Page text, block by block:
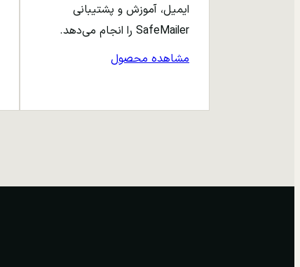
ایمیل، آموزش و پشتیبانی
SafeMailer را انجام می‌دهد.
مشاهده محصول